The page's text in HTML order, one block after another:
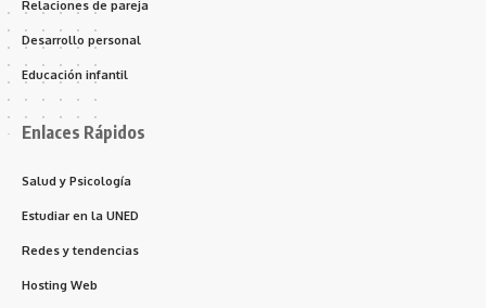
Relaciones de pareja
Desarrollo personal
Educación infantil
Enlaces Rápidos
Salud y Psicología
Estudiar en la UNED
Redes y tendencias
Hosting Web